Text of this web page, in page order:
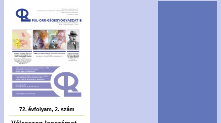
72. évfolyam, 2. szám